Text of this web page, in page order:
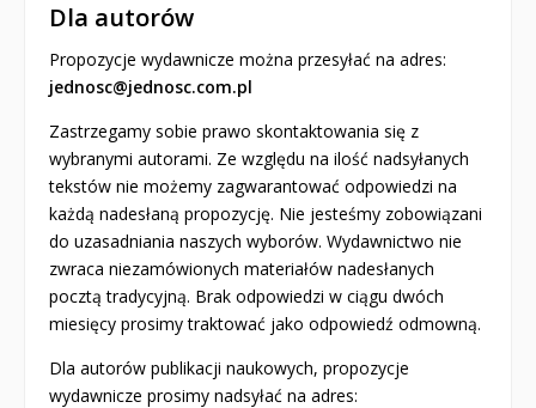
Dla autorów
Propozycje wydawnicze można przesyłać na adres:
jednosc@jednosc.com.pl
Zastrzegamy sobie prawo skontaktowania się z
wybranymi autorami. Ze względu na ilość nadsyłanych
tekstów nie możemy zagwarantować odpowiedzi na
każdą nadesłaną propozycję. Nie jesteśmy zobowiązani
do uzasadniania naszych wyborów. Wydawnictwo nie
zwraca niezamówionych materiałów nadesłanych
pocztą tradycyjną. Brak odpowiedzi w ciągu dwóch
miesięcy prosimy traktować jako odpowiedź odmowną.
Dla autorów publikacji naukowych, propozycje
wydawnicze prosimy nadsyłać na adres: